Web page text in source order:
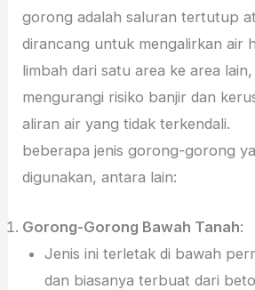
gorong adalah saluran tertutup
dirancang untuk mengalirkan air
limbah dari satu area ke area
mengurangi risiko banjir dan
aliran air yang tidak terkendali.
beberapa jenis gorong-gorong
digunakan, antara lain:
Gorong-Gorong Bawah Tanah:
Jenis ini terletak di bawah
dan biasanya terbuat dari